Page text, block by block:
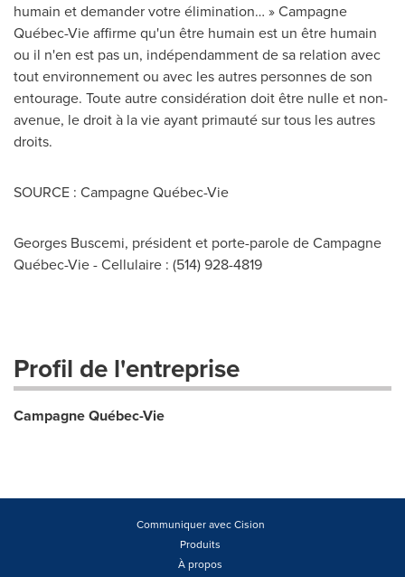
humain et demander votre élimination… » Campagne
Québec-Vie affirme qu'un être humain est un être humain
ou il n'en est pas un, indépendamment de sa relation avec
tout environnement ou avec les autres personnes de son
entourage. Toute autre considération doit être nulle et non-
avenue, le droit à la vie ayant primauté sur tous les autres
droits.
SOURCE : Campagne Québec-Vie
Georges Buscemi, président et porte-parole de Campagne
Québec-Vie - Cellulaire : (514) 928-4819
Profil de l'entreprise
Campagne Québec-Vie
Communiquer avec Cision
Produits
À propos